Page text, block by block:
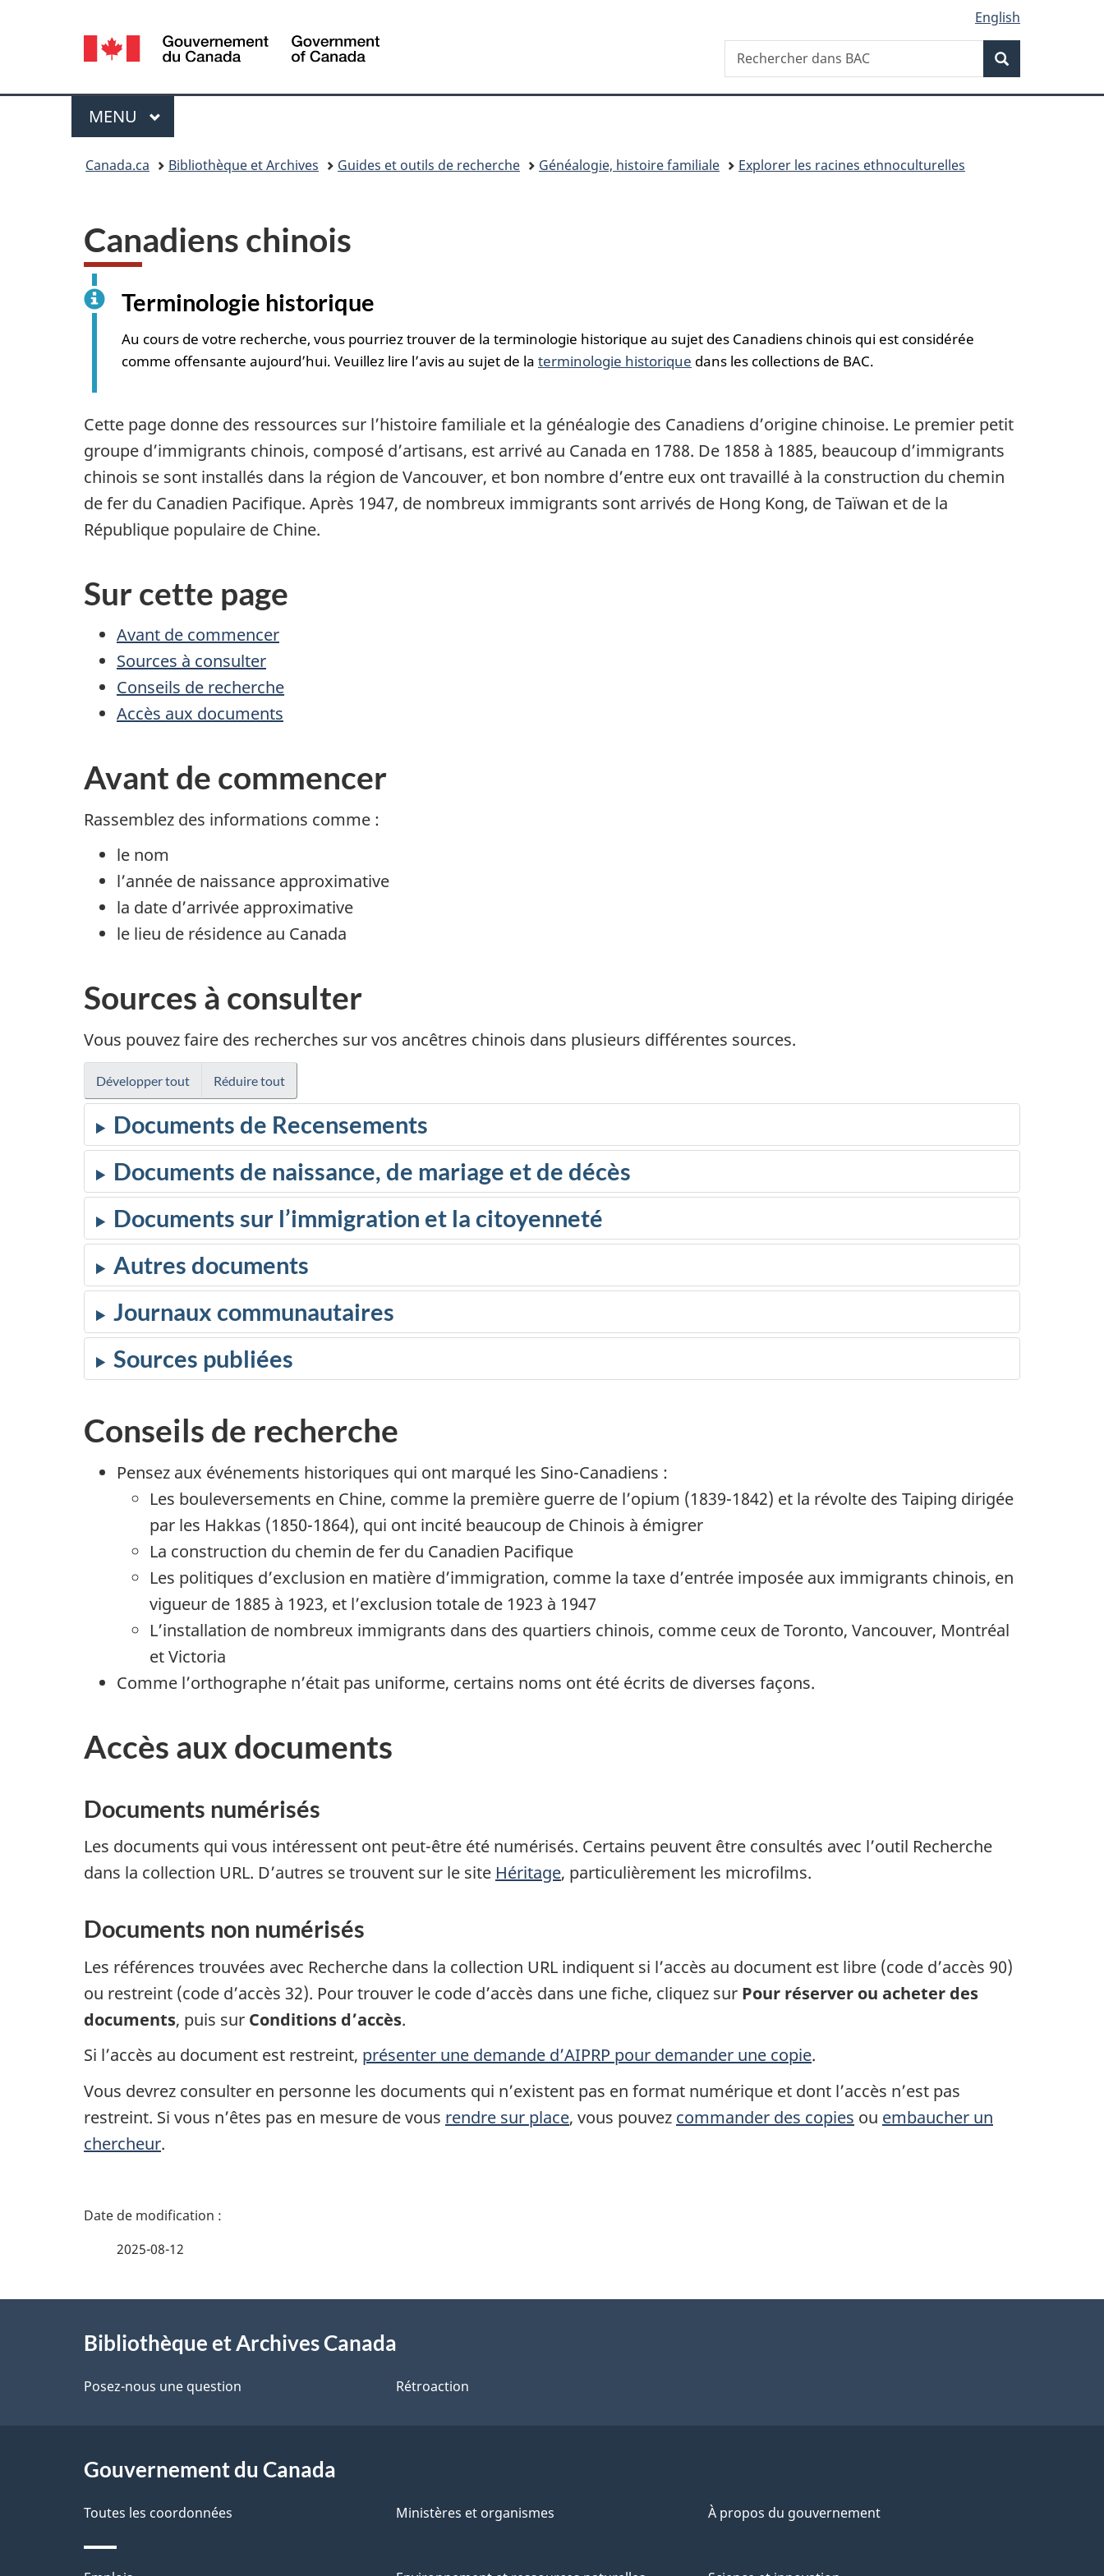
Invitations
sujet
HTML
Sélection
de
la
langue
English
Canada
Recherche
Rechercher
dans
Menu
MENU PRINCIPAL
Canada.ca Bibliothèque et Archives Guides et outils de recherche Généalogie, histoire familiale Explorer les racines ethnoculturelles
Canadiens chinois
Terminologie historique
Au cours de votre recherche, vous pourriez trouver de la terminologie historique au sujet des Canadiens chinois qui est considérée
comme offensante aujourd’hui. Veuillez lire l’avis au sujet de la terminologie historique dans les collections de BAC.
Cette page donne des ressources sur l’histoire familiale et la généalogie des Canadiens d’origine chinoise. Le premier petit
groupe d’immigrants chinois, composé d’artisans, est arrivé au Canada en 1788. De 1858 à 1885, beaucoup d’immigrants
chinois se sont installés dans la région de Vancouver, et bon nombre d’entre eux ont travaillé à la construction du chemin
de fer du Canadien Pacifique. Après 1947, de nombreux immigrants sont arrivés de Hong Kong, de Taïwan et de la
République populaire de Chine.
Sur cette page
Avant de commencer
Sources à consulter
Conseils de recherche
Accès aux documents
Avant de commencer
Rassemblez des informations comme :
le nom
l’année de naissance approximative
la date d’arrivée approximative
le lieu de résidence au Canada
Sources à consulter
Vous pouvez faire des recherches sur vos ancêtres chinois dans plusieurs différentes sources.
Développer tout Réduire tout
Documents de Recensements
Documents de naissance, de mariage et de décès
Documents sur l’immigration et la citoyenneté
Autres documents
Journaux communautaires
Sources publiées
Conseils de recherche
Pensez aux événements historiques qui ont marqué les Sino-Canadiens :
Les bouleversements en Chine, comme la première guerre de l’opium (1839-1842) et la révolte des Taiping dirigée
par les Hakkas (1850-1864), qui ont incité beaucoup de Chinois à émigrer
La construction du chemin de fer du Canadien Pacifique
Les politiques d’exclusion en matière d’immigration, comme la taxe d’entrée imposée aux immigrants chinois, en
vigueur de 1885 à 1923, et l’exclusion totale de 1923 à 1947
L’installation de nombreux immigrants dans des quartiers chinois, comme ceux de Toronto, Vancouver, Montréal
et Victoria
Comme l’orthographe n’était pas uniforme, certains noms ont été écrits de diverses façons.
Accès aux documents
Documents numérisés
Les documents qui vous intéressent ont peut-être été numérisés. Certains peuvent être consultés avec l’outil Recherche
dans la collection URL. D’autres se trouvent sur le site Héritage, particulièrement les microfilms.
Documents non numérisés
Les références trouvées avec Recherche dans la collection URL indiquent si l’accès au document est libre (code d’accès 90)
ou restreint (code d’accès 32). Pour trouver le code d’accès dans une fiche, cliquez sur Pour réserver ou acheter des
documents, puis sur Conditions d’accès.
Si l’accès au document est restreint, présenter une demande d’AIPRP pour demander une copie.
Vous devrez consulter en personne les documents qui n’existent pas en format numérique et dont l’accès n’est pas
restreint. Si vous n’êtes pas en mesure de vous rendre sur place, vous pouvez commander des copies ou embaucher un
chercheur.
D
a
d
e
l
2025-08-12
proposBibliothèque et Archives Canada
Posez-nous une question Rétroaction
Gouvernement du Canada
Toutes les coordonnées Ministères et organismes À propos du gouvernement